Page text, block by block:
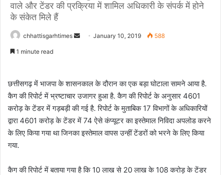
वाले और टेंडर की प्रक्रिया में शामिल अधिकारी के संपर्क में होने
के संकेत मिले हैं
chhattisgarhtimes
SendJanuary 10, 2019 588
1 minute read
छत्तीसगढ़ में भाजपा के शासनकाल के दौरान का एक बड़ा घोटाला सामने आया है.
कैग की रिपोर्ट में भ्रष्टाचार उजागर हुआ है. कैग की रिपोर्ट के अनुसार 4601
करोड़ के टेंडर में गड़बड़ी की गई है. रिपोर्ट के मुताबिक 17 विभागों के अधिकारियों
द्वारा 4601 करोड़ के टेंडर में 74 ऐसे कंप्यूटर का इस्तेमाल निविदा अपलोड करने
के लिए किया गया था जिनका इस्तेमाल वापस उन्हीं टेंडरों को भरने के लिए किया
गया.
कैग की रिपोर्ट में बताया गया है कि 10 लाख से 20 लाख के 108 करोड़ के टेंडर